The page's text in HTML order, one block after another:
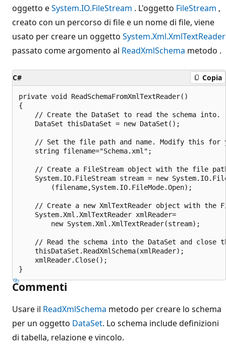
oggetto eSystem.IO.FileStream . L'oggetto FileStream ,
creato con un percorso di file e un nome di file, viene
usato per creare un oggetto System.Xml.XmlTextReader
passato come argomento al ReadXmlSchema metodo .
C# Copia
private void ReadSchemaFromXmlTextReader()
{
    // Create the DataSet to read the schema into.
    DataSet thisDataSet = new DataSet();
// Set the file path and name. Modify this for
    string filename="Schema.xml";
// Create a FileStream object with the file
System.IO.FileStream stream = new
        (filename,System.IO.FileMode.Open);
// Create a new XmlTextReader object with the
    System.Xml.XmlTextReader xmlReader=
        new System.Xml.XmlTextReader(stream);
// Read the schema into the DataSet and close
    thisDataSet.ReadXmlSchema(xmlReader);
    xmlReader.Close();
Commenti
Usare il ReadXmlSchema metodo per creare lo schema
per un oggetto DataSet. Lo schema include definizioni
di tabella, relazione e vincolo.